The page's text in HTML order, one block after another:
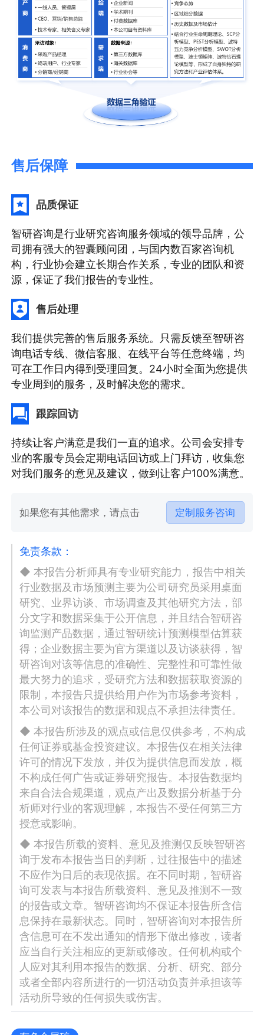
售后保障
品质保证
智研咨询是行业研究咨询服务领域的领导品牌，公
司拥有强大的智囊顾问团，与国内数百家咨询机
构，行业协会建立长期合作关系，专业的团队和资
源，保证了我们报告的专业性。
售后处理
我们提供完善的售后服务系统。只需反馈至智研咨
询电话专线、微信客服、在线平台等任意终端，均
可在工作日内得到受理回复。24小时全面为您提供
专业周到的服务，及时解决您的需求。
跟踪回访
持续让客户满意是我们一直的追求。公司会安排专
业的客服专员会定期电话回访或上门拜访，收集您
对我们服务的意见及建议，做到让客户100%满意。
如果您有其他需求，请点击 定制服务咨询
免责条款：
◆ 本报告分析师具有专业研究能力，报告中相关
行业数据及市场预测主要为公司研究员采用桌面
研究、业界访谈、市场调查及其他研究方法，部
分文字和数据采集于公开信息，并且结合智研咨
询监测产品数据，通过智研统计预测模型估算获
得；企业数据主要为官方渠道以及访谈获得，智
研咨询对该等信息的准确性、完整性和可靠性做
最大努力的追求，受研究方法和数据获取资源的
限制，本报告只提供给用户作为市场参考资料，
本公司对该报告的数据和观点不承担法律责任。
◆ 本报告所涉及的观点或信息仅供参考，不构成
任何证券或基金投资建议。本报告仅在相关法律
许可的情况下发放，并仅为提供信息而发放，概
不构成任何广告或证券研究报告。本报告数据均
来自合法合规渠道，观点产出及数据分析基于分
析师对行业的客观理解，本报告不受任何第三方
授意或影响。
◆ 本报告所载的资料、意见及推测仅反映智研咨
询于发布本报告当日的判断，过往报告中的描述
不应作为日后的表现依据。在不同时期，智研咨
询可发表与本报告所载资料、意见及推测不一致
的报告或文章。智研咨询均不保证本报告所含信
息保持在最新状态。同时，智研咨询对本报告所
含信息可在不发出通知的情形下做出修改，读者
应当自行关注相应的更新或修改。任何机构或个
人应对其利用本报告的数据、分析、研究、部分
或者全部内容所进行的一切活动负责并承担该等
活动所导致的任何损失或伤害。